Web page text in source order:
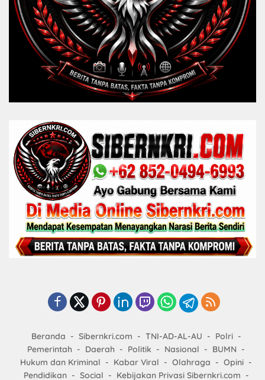
Beranda Sibernkri.com TNI-AD-AL-AU
Polri
Pemerintah
Daerah Politik Nasional
BUMN
Hukum dan Kriminal
Kabar Viral Olahraga
Opini
Pendidikan
Social Kebijakan Privasi Sibernkri.com